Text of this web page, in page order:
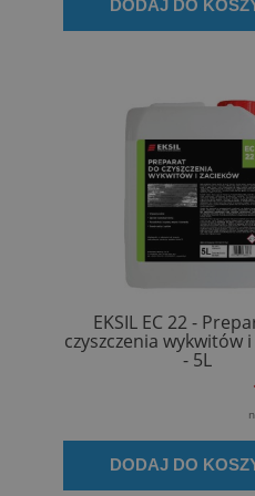
DODAJ DO
EKSIL EC 22 -
czyszczenia wykwitów
- 5L
DODAJ DO